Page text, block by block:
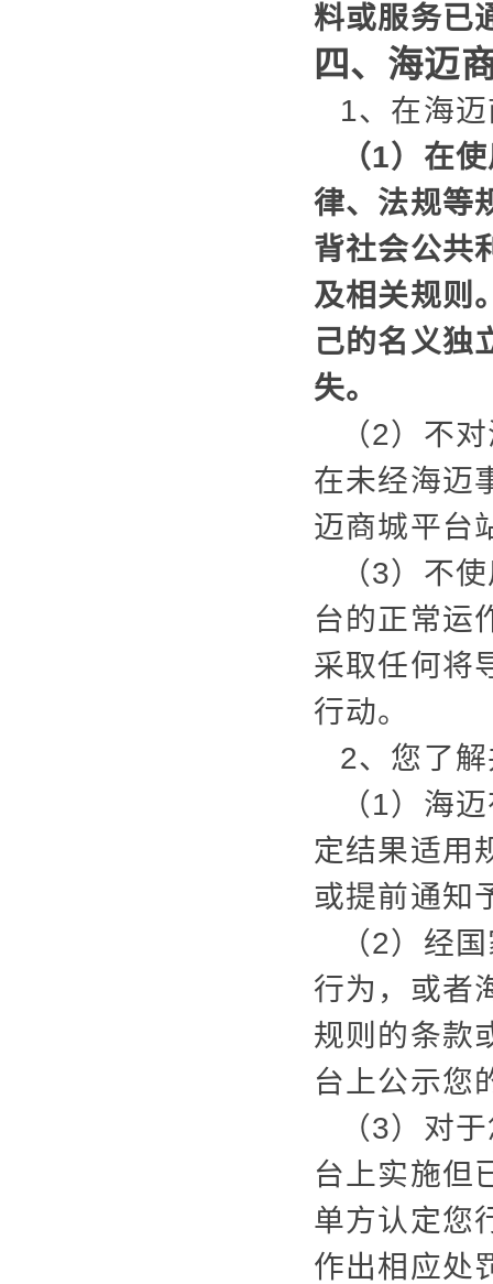
料或服务已
四、海迈
1、在海
（1）在
律、法规等
背社会公共
及相关规则
己的名义独
失。
（2）不
在未经海迈
迈商城平台
（3）不
台的正常运
采取任何将
行动。
2、您了
（1）海
定结果适用
或提前通知
（2）经
行为，或者
规则的条款
台上公示您
（3）对
台上实施但
单方认定您
作出相应处